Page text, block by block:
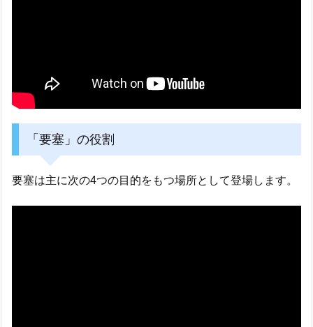
「要塞」の役割
要塞は主に次の4つの目的をもつ場所として登場します。